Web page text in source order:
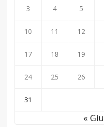
3 4 5
10 11 12
17 18 19
24 25 26
31
« Giu